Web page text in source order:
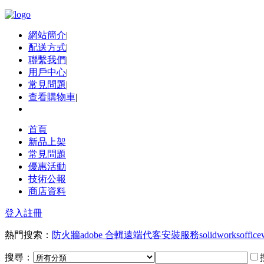
網站簡介|
配送方式|
聯繫我們|
用戶中心|
常見問題|
查看購物車|
首頁
新品上架
常見問題
優惠活動
技術公報
商店資料
登入註冊
熱門搜索： 防火牆adobe 合輯遠端代客安裝服務solidworksoffice
搜尋：